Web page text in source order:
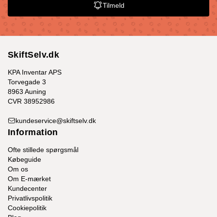
Tilmeld
SkiftSelv.dk
KPA Inventar APS
Torvegade 3
8963 Auning
CVR 38952986
kundeservice@skiftselv.dk
Information
Ofte stillede spørgsmål
Købeguide
Om os
Om E-mærket
Kundecenter
Privatlivspolitik
Cookiepolitik